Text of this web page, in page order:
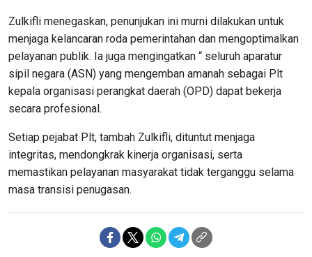
Zulkifli menegaskan, penunjukan ini murni dilakukan untuk
menjaga kelancaran roda pemerintahan dan mengoptimalkan
pelayanan publik. Ia juga mengingatkan “ seluruh aparatur
sipil negara (ASN) yang mengemban amanah sebagai Plt
kepala organisasi perangkat daerah (OPD) dapat bekerja
secara profesional.
Setiap pejabat Plt, tambah Zulkifli, dituntut menjaga
integritas, mendongkrak kinerja organisasi, serta
memastikan pelayanan masyarakat tidak terganggu selama
masa transisi penugasan.